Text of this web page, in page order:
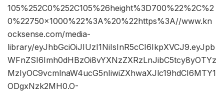
105%252C0%252C105%26height%3D700%22%2C%2
0%22750×1000%22%3A%20%22https%3A//www.kn
ocksense.com/media-
library/eyJhbGciOiJIUzI1NiIsInR5cCI6IkpXVCJ9.eyJpb
WFnZSI6Imh0dHBzOi8vYXNzZXRzLnJibC5tcy8yOTYz
MzIyOC9vcmlnaW4ucG5nIiwiZXhwaXJlc19hdCI6MTY1
ODgxNzk2MH0.O-